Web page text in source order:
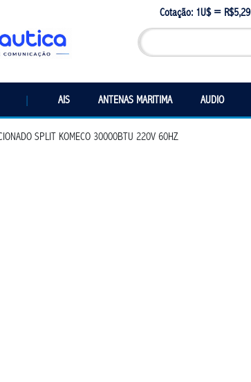
Cotação: 1U$ = R$5,29
AIS ANTENAS MARITIMA AUDIO
SPLIT KOMECO 30000BTU 220V 60HZ